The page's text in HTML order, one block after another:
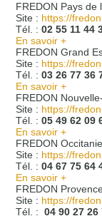
FREDON Pays de
Site : https://
Tél. : 02 55 11 44
En savoir +
FREDON Grand
Site : https://
Tél. : 03 26 77 36
En savoir +
FREDON
Site : https://
Tél. : 05 49 62 09
En savoir +
FREDON Occitanie
Site : https://
Tél. : 04 67 75 64
En savoir +
FREDON
Site : https://
Tél. : 04 90 27 26